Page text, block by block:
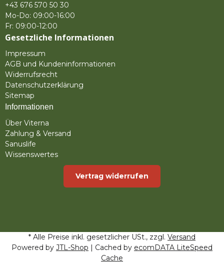
+43 676 570 50 30
Mo-Do: 09:00-16:00
Fr: 09:00-12:00
Gesetzliche Informationen
Impressum
AGB und Kundeninformationen
Widerrufsrecht
Datenschutzerklärung
Sitemap
Informationen
Über Viterna
Zahlung & Versand
Sanuslife
Wissenswertes
Vertrag widerrufen
* Alle Preise inkl. gesetzlicher USt., zzgl. Versand
Powered by JTL-Shop | Cached by ecomDATA LiteSpeed
Cache